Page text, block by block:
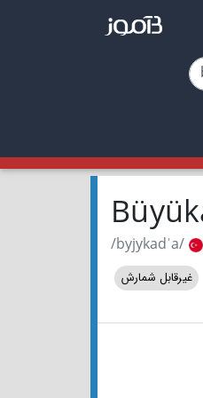
/byjykadˈa/
غیرقابل شمارش